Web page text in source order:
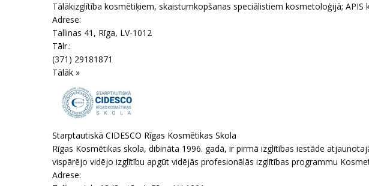
Tālākizglītība kosmētiķiem, skaistumkopšanas speciālistiem kosmetoloģijā;
Adrese:
Tallinas 41 , Rīga, LV-1012
Tālr.:
(371) 29181871
Tālāk »
Starptautiskā CIDESCO Rīgas Kosmētikas Skola
Rīgas Kosmētikas skola, dibināta 1996. gadā, ir pirmā izglītības iestāde
vispārējo vidējo izglītību apgūt vidējās profesionālās izglītības programmu
Adrese: